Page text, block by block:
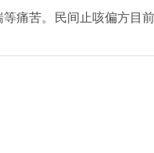
痛苦。民间止咳偏方目